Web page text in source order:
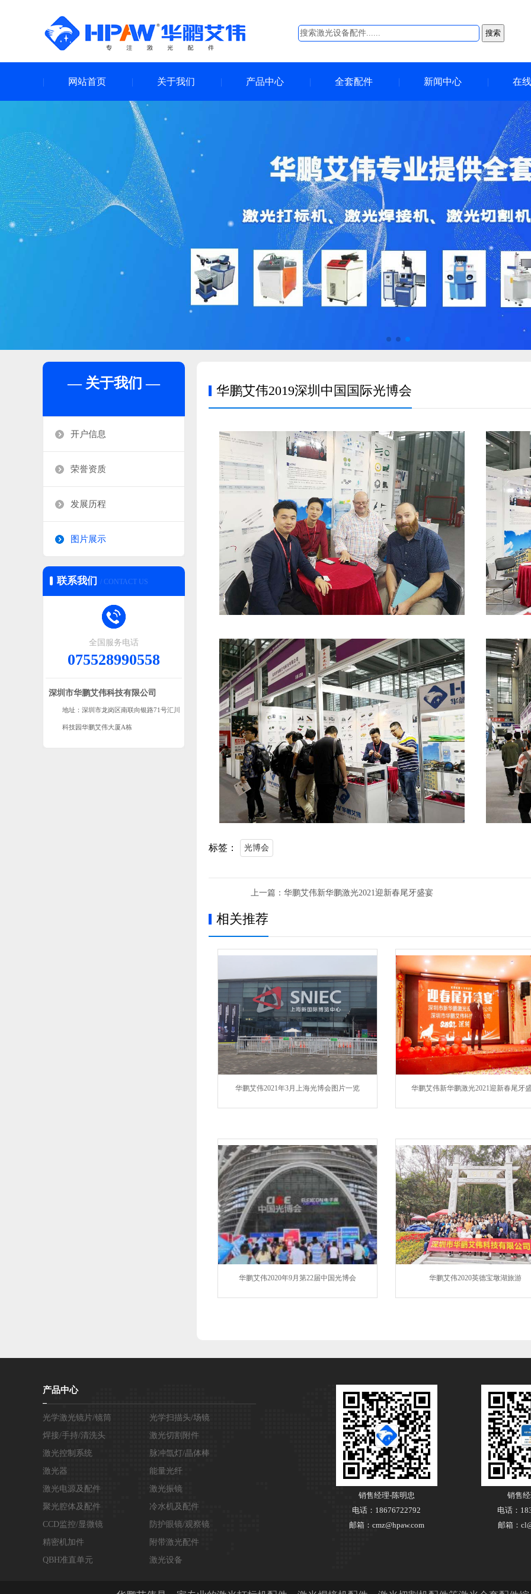
搜索
网站首页 关于我们 产品中心 全套配件 新闻中心 在
— 关于我们 —
开户信息
荣誉资质
发展历程
图片展示
联系我们 / CONTACT US
全国服务电话
075528990558
深圳市华鹏艾伟科技有限公司
地址：深圳市龙岗区南联向银路71号汇川
科技园华鹏艾伟大厦A栋
华鹏艾伟2019深圳中国国际光博会
标签： 光博会
上一篇： 华鹏艾伟新华鹏激光2021迎新春尾牙盛宴
相关推荐
华鹏艾伟2021年3月上海光博会图片一览 华鹏艾伟新华鹏激光2021迎新春尾牙
华鹏艾伟2020年9月第22届中国光博会 华鹏艾伟2020英德宝墩湖旅游
产品中心
光学激光镜片/镜筒
光学扫描头/场镜
焊接/手持/清洗头
激光切割附件
激光控制系统
脉冲氙灯/晶体棒
激光器
能量光纤
激光电源及配件
激光振镜
聚光腔体及配件
冷水机及配件
CCD监控/显微镜
防护眼镜/观察镜
精密机加件
附带激光配件
QBH准直单元
激光设备
销售经理-陈明忠
电话：18676722792
邮箱：cmz@hpaw.com
销售
电话：
邮箱：